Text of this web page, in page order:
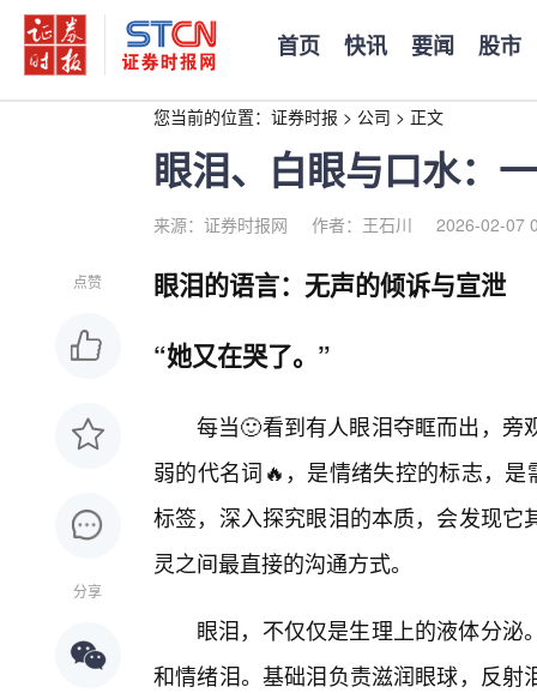
首页 快讯 要闻 股市
您当前的位置： 证券时报 > 公司 > 正文
眼泪、白眼与口水：
来源：证券时报网 作者：王石川 2026-02-07
点赞
分享
眼泪的语言：无声的倾诉与宣泄
“她又在哭了。”
每当🙂看到有人眼泪夺眶而出，旁
弱的代名词🔥，是情绪失控的标志，
标签，深入探究眼泪的本质，会发现
灵之间最直接的沟通方式。
眼泪，不仅仅是生理上的液体分
和情绪泪。基础泪负责滋润眼球，反